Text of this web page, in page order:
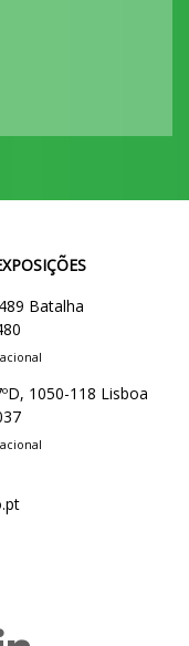
Batalha
1050-118 Lisboa